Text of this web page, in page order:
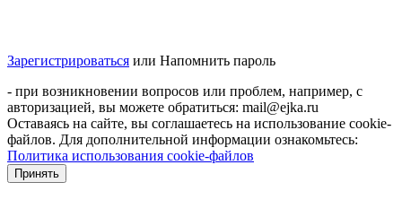
Зарегистрироваться или Напомнить пароль
- при возникновении вопросов или проблем, например, с
авторизацией, вы можете обратиться: mail@ejka.ru
Оставаясь на сайте, вы соглашаетесь на использование cookie-
файлов. Для дополнительной информации ознакомьтесь:
Политика использования cookie-файлов
Принять